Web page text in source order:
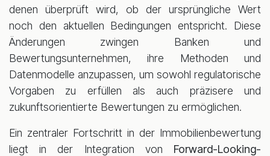
denen überprüft wird, ob der ursprüngliche Wert
noch den aktuellen Bedingungen entspricht. Diese
Änderungen zwingen Banken und
Bewertungsunternehmen, ihre Methoden und
Datenmodelle anzupassen, um sowohl regulatorische
Vorgaben zu erfüllen als auch präzisere und
zukunftsorientierte Bewertungen zu ermöglichen.
Ein zentraler Fortschritt in der Immobilienbewertung
liegt in der Integration von Forward-Looking-